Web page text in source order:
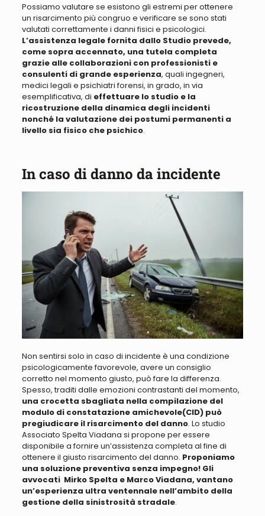
Possiamo valutare se esistono gli estremi per ottenere
un risarcimento più congruo e verificare se sono stati
valutati correttamente i danni fisici e psicologici.
L’assistenza legale fornita dallo Studio prevede,
come sopra accennato, una tutela completa
grazie alle collaborazioni con professionisti e
consulenti di grande esperienza, quali ingegneri,
medici legali e psichiatri forensi, in grado, in via
esemplificativa, di effettuare lo studio e la
ricostruzione della dinamica degli incidenti
nonché la valutazione dei postumi permanenti a
livello sia fisico che psichico.
In caso di danno da incidente
Non sentirsi solo in caso di incidente è una condizione
psicologicamente favorevole, avere un consiglio
corretto nel momento giusto, può fare la differenza.
Spesso, traditi dalle emozioni contrastanti del momento,
una crocetta sbagliata nella compilazione del
modulo di constatazione amichevole(CID) può
pregiudicare il risarcimento del danno. Lo studio
Associato Spelta Viadana si propone per essere
disponibile a fornire un’assistenza completa al fine di
ottenere il giusto risarcimento del danno. Proponiamo
una soluzione preventiva senza impegno! Gli
avvocati Mirko Spelta e Marco Viadana, vantano
un’esperienza ultra ventennale nell’ambito della
gestione della sinistrosità stradale.